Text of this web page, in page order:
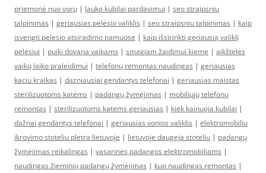
priemonė nuo vorų | lauko kubilai pardavimui | seo straipsniu
talpinimas | geriausias pelėsio valiklis | seo straipsniu talpinimas | kaip
isvengti pelesio atsiradimo namuose | kaip išsirinkti geriausią valiklį
pelėsiui | puiki dovana vaikams | smagiam žaidimui kieme | aikštelės
vaikų laiko praleidimui | telefonų remontas naudingas | geriausias
kaciu kraikas | dazniausiai gendantys telefonai | geriausias maistas
sterilizuotoms katėms | padangų žymėjimas | mobiliųjų telefonų
remontas | sterilizuotoms katėms geriausias | kiek kainuoja kubilai |
dažnai gendantys telefonai | geriausias vonios valiklis | elektromobiliu
ikrovimo stoteliu pletra lietuvoje | lietuvoje daugeja stoteliu | padangų
žymėjimas reikalingas | vasarinės padangos elektromobiliams |
naudingas žieminių padangų žymėjimas | kuo naudingas remontas |